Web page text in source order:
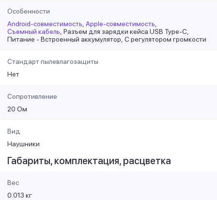
Особенности
Android-совместимость Apple-совместимость
Съемный кабель Разъем для зарядки кейса USB Type-C
Питание - Встроенный аккумулятор С регулятором громкости
Стандарт пылевлагозащиты
Нет
Сопротивление
20 Ом
Вид
Наушники
Габариты, комплектация, расцветка
Вес
0.013 кг